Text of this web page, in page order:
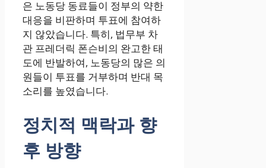
은 노동당 동료들이 정부의 약한
대응을 비판하며 투표에 참여하
지 않았습니다. 특히, 법무부 차
관 프레더릭 폰슨비의 완고한 태
도에 반발하여, 노동당의 많은 의
원들이 투표를 거부하며 반대 목
소리를 높였습니다.
정치적 맥락과 향
후 방향